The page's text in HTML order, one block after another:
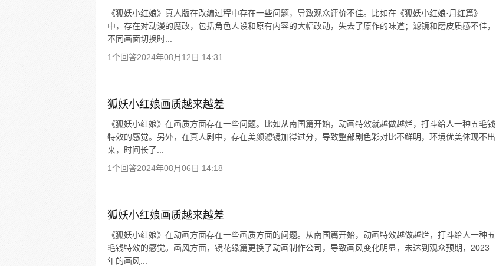
《狐妖小红娘》真人版在改编过程中存在一些问题，导致观众评价不佳。比如在《狐妖小红娘·月红篇》
中，存在对动漫的魔改，包括角色人设和原有内容的大幅改动，失去了原作的味道；滤镜和磨皮质感不佳，
不同画面切换时...
1个回答2024年08月12日 14:31
狐妖小红娘画质越来越差
《狐妖小红娘》在画质方面存在一些问题。比如从南国篇开始，动画特效就越做越烂，打斗给人一种五毛钱
特效的感觉。另外，在真人剧中，存在美颜滤镜加得过分，导致整部剧色彩对比不鲜明，环境优美体现不出
来，时间长了...
1个回答2024年08月06日 14:18
狐妖小红娘画质越来越差
《狐妖小红娘》在动画方面存在一些画质方面的问题。从南国篇开始，动画特效越做越烂，打斗给人一种五
毛钱特效的感觉。画风方面，镜花缘篇更换了动画制作公司，导致画风变化明显，未达到观众预期，2023
年的画风...